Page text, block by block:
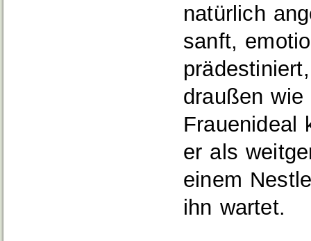
natürlich
sanft,
draußen
Frauenideal
er als
einem
ihn wartet.